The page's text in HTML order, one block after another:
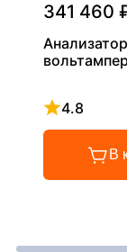
341 460
Анализатор
4.8
Рейтинг 4.8
В